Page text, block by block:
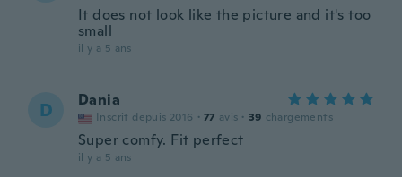
It does not look like the picture and it's too
small
il y a 5 ans
D Dania
Inscrit depuis 2016 · 77 avis · 39 chargements
Super comfy. Fit perfect
il y a 5 ans